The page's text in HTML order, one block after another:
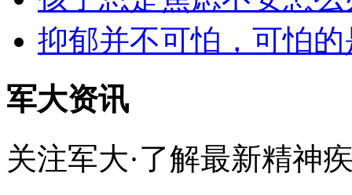
抑郁并不可怕，可怕
军大资讯
关注军大·了解最新精神